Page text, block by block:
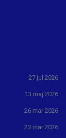
27 jul 2026
13 maj 2026
26 mar 2026
23 mar 2026